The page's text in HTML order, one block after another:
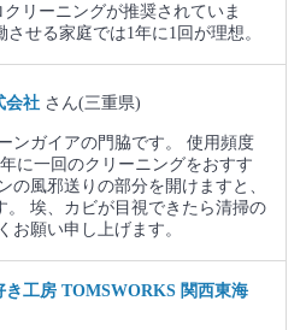
リーニングが推奨されていま
せる家庭では1年に1回が理想。
会社 さん(三重県)
ンガイアの門脇です。 使用頻度
に一回のクリーニングをおすす
の風邪送りの部分を開けますと、
。 埃、カビが目視できたら清掃の
お願い申し上げます。
き工房 TOMSWORKS 関西東海